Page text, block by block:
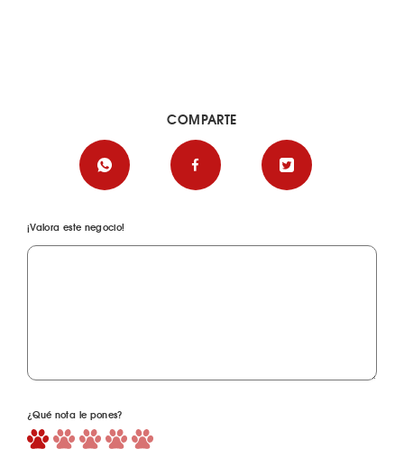
¡Valora este negocio!
¿Qué nota le pones?
COMPARTE